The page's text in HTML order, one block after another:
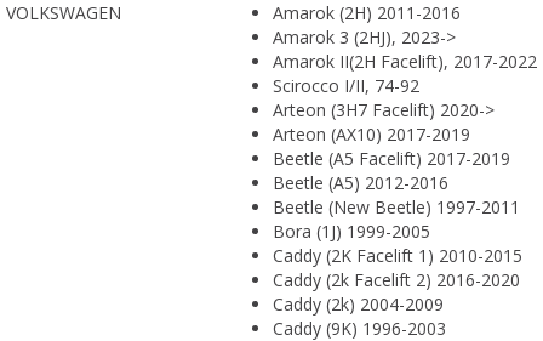
VOLKSWAGEN
Amarok (2H) 2011-2016
Amarok 3 (2HJ), 2023->
Amarok II(2H Facelift), 2017-2022
Scirocco I/II, 74-92
Arteon (3H7 Facelift) 2020->
Arteon (AX10) 2017-2019
Beetle (A5 Facelift) 2017-2019
Beetle (A5) 2012-2016
Beetle (New Beetle) 1997-2011
Bora (1J) 1999-2005
Caddy (2K Facelift 1) 2010-2015
Caddy (2k Facelift 2) 2016-2020
Caddy (2k) 2004-2009
Caddy (9K) 1996-2003